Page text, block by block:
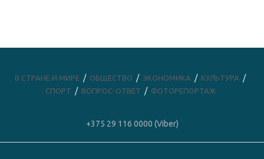
В СТРАНЕ И МИРЕ ОБЩЕСТВО ЭКОНОМИКА
КУЛЬТУРА
СПОРТ
ВОПРОС-ОТВЕТ ФОТОРЕПОРТАЖ
+375 29 116 0000 (Viber)